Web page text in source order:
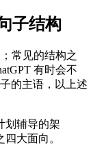
子结构
常见的结构之
有时会不
的主语，以上述
划辅导的架
大面向。